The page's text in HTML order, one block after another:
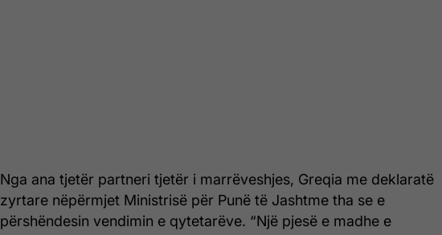
Nga ana tjetër partneri tjetër i marrëveshjes, Greqia me deklaratë
zyrtare nëpërmjet Ministrisë për Punë të Jashtme tha se e
përshëndesin vendimin e qytetarëve. “Një pjesë e madhe e